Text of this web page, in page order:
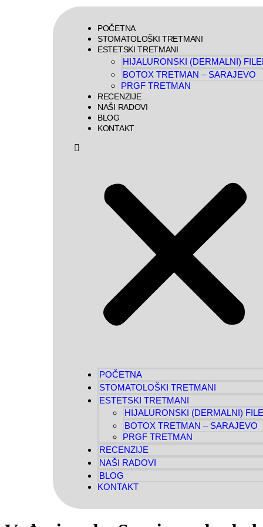
POČETNA
STOMATOLOŠKI TRETMANI
ESTETSKI TRETMANI
HIJALURONSKI (DERMALNI)
BOTOX TRETMAN – SARAJEVO
PRGF TRETMAN
RECENZIJE
NAŠI RADOVI
BLOG
KONTAKT
POČETNA
STOMATOLOŠKI TRETMANI
ESTETSKI TRETMANI
HIJALURONSKI (DERMALNI)
BOTOX TRETMAN – SARAJEVO
PRGF TRETMAN
RECENZIJE
NAŠI RADOVI
BLOG
KONTAKT